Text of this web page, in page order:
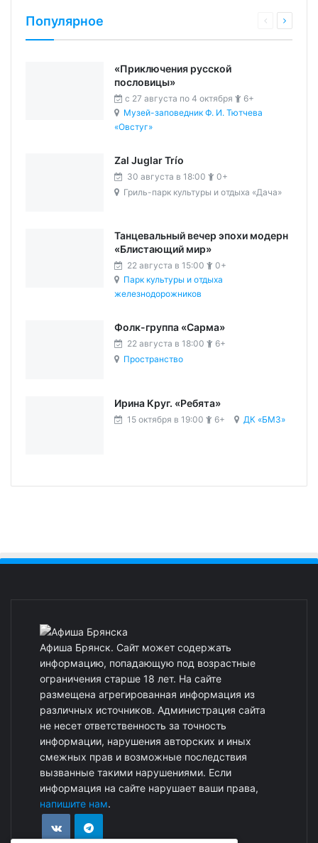
Популярное
«Приключения русской
пословицы»
c 27 августа по 4 октября
6+
Музей-заповедник Ф. И. Тютчева
«Овстуг»
Zal Juglar Trío
30 августа в 18:00
0+
Гриль-парк культуры и отдыха «Дача»
Танцевальный вечер эпохи модерн
«Блистающий мир»
22 августа в 15:00
0+
Парк культуры и отдыха
железнодорожников
Фолк-группа «Сарма»
22 августа в 18:00
6+
Пространство
Ирина Круг. «Ребята»
15 октября в 19:00 6+ ДК «БМЗ»
Афиша Брянск. Сайт может содержать
информацию, попадающую под возрастные
ограничения старше 18 лет. На сайте
размещена агрегированная информация из
различных источников. Администрация сайта
не несет ответственность за точность
информации, нарушения авторских и иных
смежных прав и возможные последствия
вызванные такими нарушениями. Если
информация на сайте нарушает ваши права,
напишите нам.